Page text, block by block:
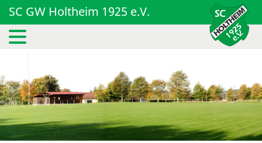
SC GW Holtheim 1925 e.V.